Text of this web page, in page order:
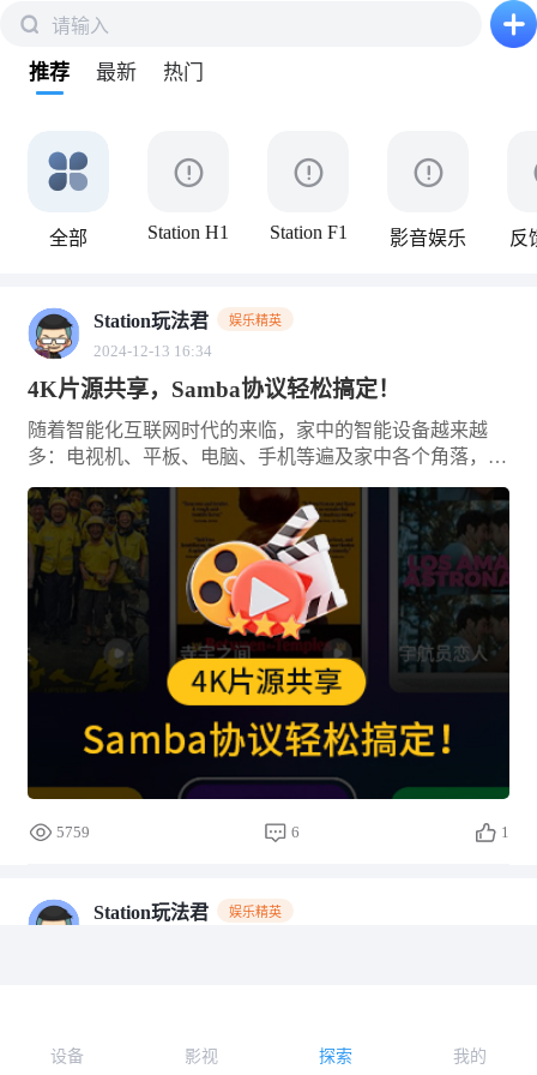
请输入
推荐 最新 热门
全部 Station H1 Station F1 影音娱乐 反
Station玩法君 娱乐精英
2024-12-13 16:34
4K片源共享，Samba协议轻松搞定！
随着智能化互联网时代的来临，家中的智能设备越来越
多：电视机、平板、电脑、手机等遍及家中各个角落，同
时设备之间共享数据的需求变的越来越强烈。比如在电视
机上观看手机中下载的影片、音乐、VLOG 素材等，你会
选
5759 6 1
Station玩法君 娱乐精英
大家是不是在网盘里存了各种资源和文件，可是每个月只
设备 影视 探索 我的